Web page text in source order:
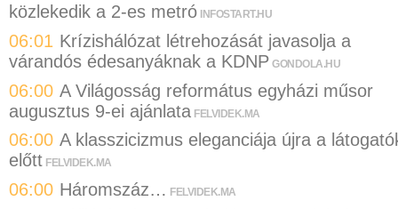
közlekedik a 2-es metró INFOSTART.HU
06:01 Krízishálózat létrehozását javasolja a
várandós édesanyáknak a KDNP GONDOLA.HU
06:00 A Világosság református egyházi műsor
augusztus 9-ei ajánlata FELVIDEK.MA
06:00 A klasszicizmus eleganciája újra a
előtt FELVIDEK.MA
06:00 Háromszáz… FELVIDEK.MA